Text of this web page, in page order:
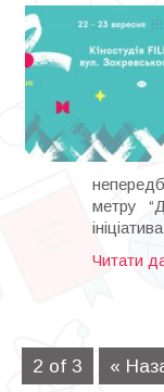
метру
Читати
2 of 3 «